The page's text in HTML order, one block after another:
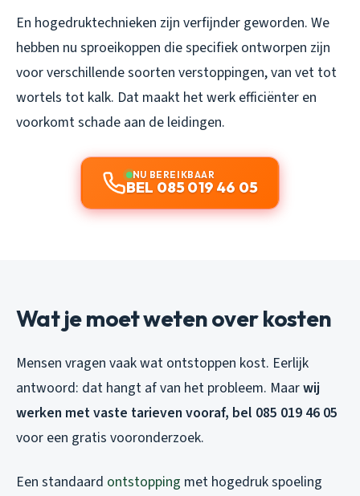
En hogedruktechnieken zijn verfijnder geworden. We
hebben nu sproeikoppen die specifiek ontworpen zijn
voor verschillende soorten verstoppingen, van vet tot
wortels tot kalk. Dat maakt het werk efficiënter en
voorkomt schade aan de leidingen.
NU BEREIKBAAR
BEL 085 019 46 05
Wat je moet weten over kosten
Mensen vragen vaak wat ontstoppen kost. Eerlijk
antwoord: dat hangt af van het probleem. Maarwij
werken met vaste tarieven vooraf, bel 085 019 46 05
voor een gratis vooronderzoek.
Een standaard ontstopping met hogedruk spoeling